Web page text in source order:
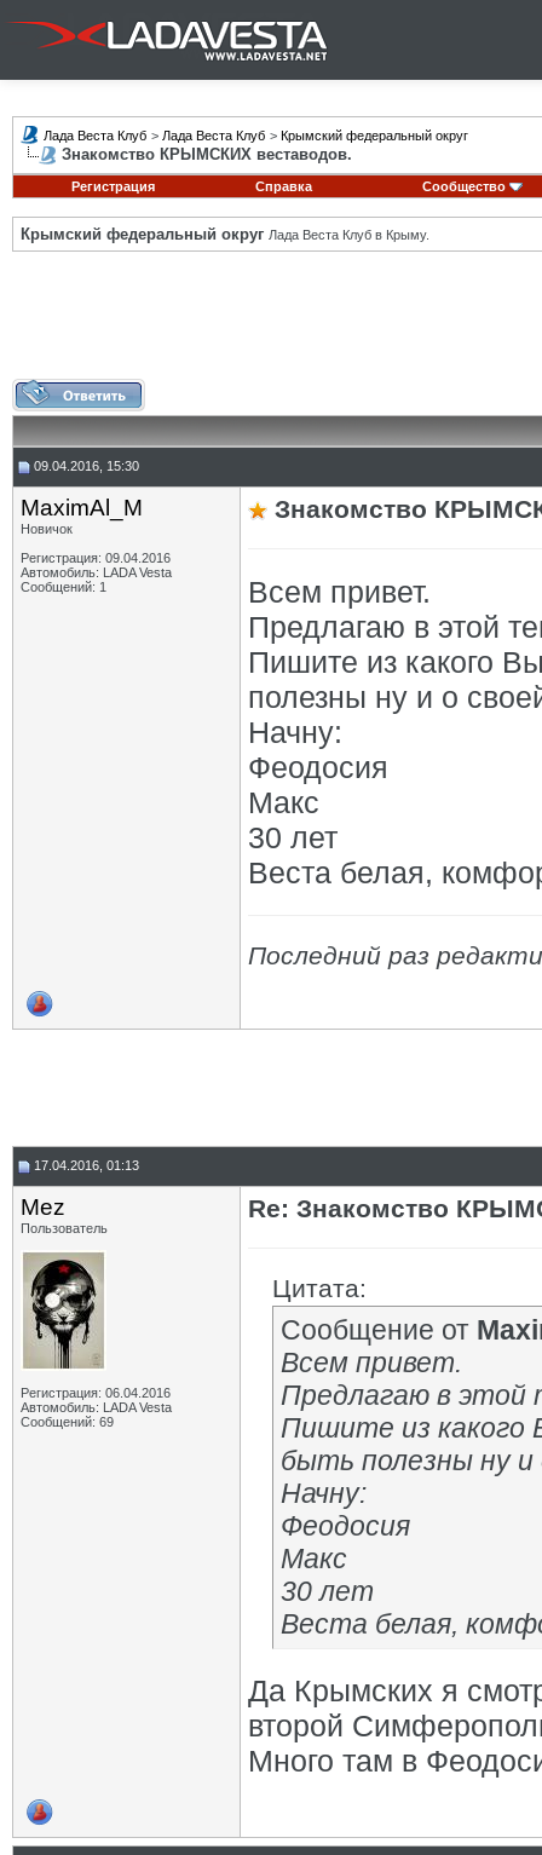
Лада Веста Клуб > Лада Веста Клуб > Крымский федеральный округ
Знакомство КРЫМСКИХ веставодов.
Регистрация Справка Сообщество
Крымский федеральный округ Лада Веста Клуб в Крыму.
09.04.2016, 15:30
MaximAl_M
Новичок
Регистрация: 09.04.2016
Автомобиль: LADA Vesta
Сообщений: 1
Знакомство
Всем привет.
Предлагаю в этой
Пишите из какого
полезны ну и о
Начну:
Феодосия
Макс
30 лет
Веста белая,
Последний раз
17.04.2016, 01:13
Mez
Пользователь
Регистрация: 06.04.2016
Автомобиль: LADA Vesta
Сообщений: 69
Re: Знакомство
Цитата:
Сообщение от
Всем привет.
Предлагаю в этой
Пишите из какого
быть полезны ну и
Начну:
Феодосия
Макс
30 лет
Веста белая,
Да Крымских я
второй
Много там в